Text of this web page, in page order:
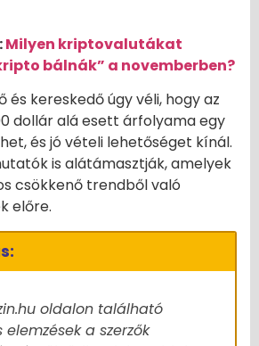
Milyen kriptovalutákat
bálnák” a novemberben?
és kereskedő úgy véli, hogy az
dollár alá esett árfolyama egy
és jó vételi lehetőséget kínál.
is alátámasztják, amelyek
csökkenő trendből való
előre.
oldalon található
a szerzők